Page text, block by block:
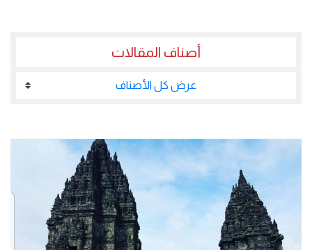
أصناف المقالات
عرض كل الأصناف